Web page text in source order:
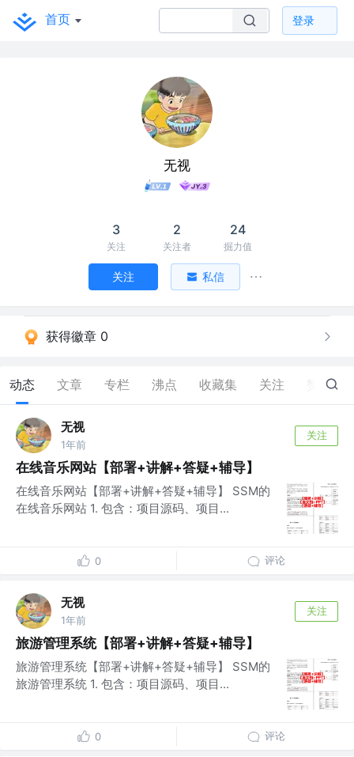
首页 登录
无视
3
关注
2
关注者
24
掘力值
关注 私信
获得徽章 0
动态 文章 专栏 沸点 收藏集 关注 0
无视
1年前
关注
在线音乐网站【部署+讲解+答疑+辅导】
在线音乐网站【部署+讲解+答疑+辅导】 SSM的
在线音乐网站 1. 包含：项目源码、项目...
0 评论
无视
1年前
关注
旅游管理系统【部署+讲解+答疑+辅导】
旅游管理系统【部署+讲解+答疑+辅导】 SSM的
旅游管理系统 1. 包含：项目源码、项目...
0 评论